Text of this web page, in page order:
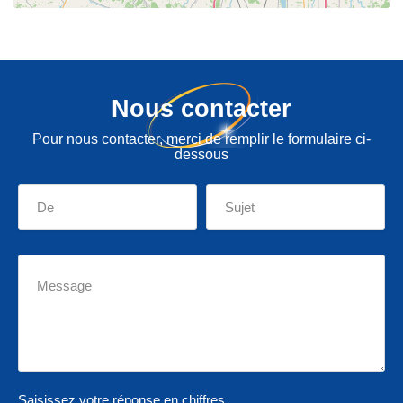
Nous contacter
Pour nous contacter, merci de remplir le formulaire ci-
dessous
Saisissez votre réponse en chiffres